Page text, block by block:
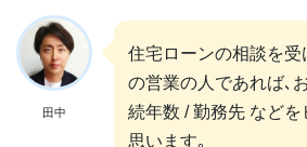
田中
住宅ローンの相談を受
の営業の人であれば､
続年数 / 勤務先 などを
思います｡